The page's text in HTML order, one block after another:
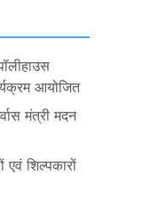
आयोजित
मंत्री मदन
एवं शिल्पकारों